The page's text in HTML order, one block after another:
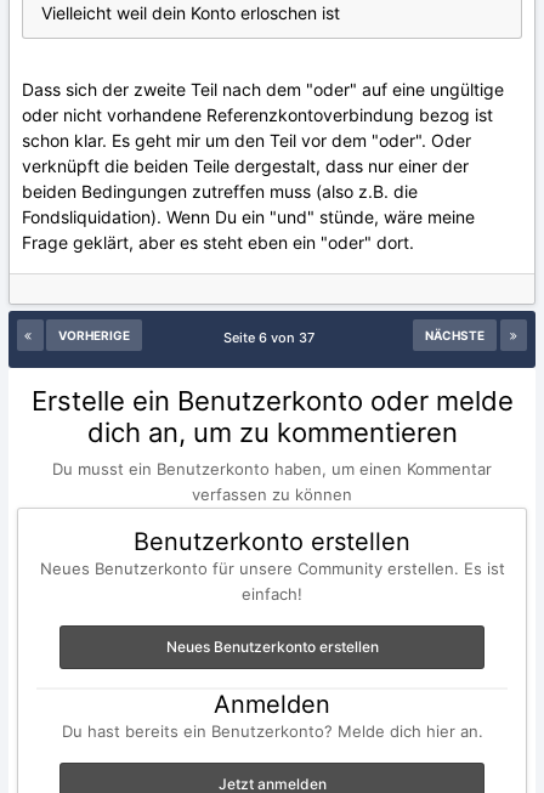
Vielleicht weil dein Konto erloschen ist
Dass sich der zweite Teil nach dem "oder" auf eine ungültige
oder nicht vorhandene Referenzkontoverbindung bezog ist
schon klar. Es geht mir um den Teil vor dem "oder". Oder
verknüpft die beiden Teile dergestalt, dass nur einer der
beiden Bedingungen zutreffen muss (also z.B. die
Fondsliquidation). Wenn Du ein "und" stünde, wäre meine
Frage geklärt, aber es steht eben ein "oder" dort.
VORHERIGE NÄCHSTE
Seite 6 von 37
Erstelle ein Benutzerkonto oder melde
dich an, um zu kommentieren
Du musst ein Benutzerkonto haben, um einen Kommentar
verfassen zu können
Benutzerkonto erstellen
Neues Benutzerkonto für unsere Community erstellen. Es ist
einfach!
Neues Benutzerkonto erstellen
Anmelden
Du hast bereits ein Benutzerkonto? Melde dich hier an.
Jetzt anmelden